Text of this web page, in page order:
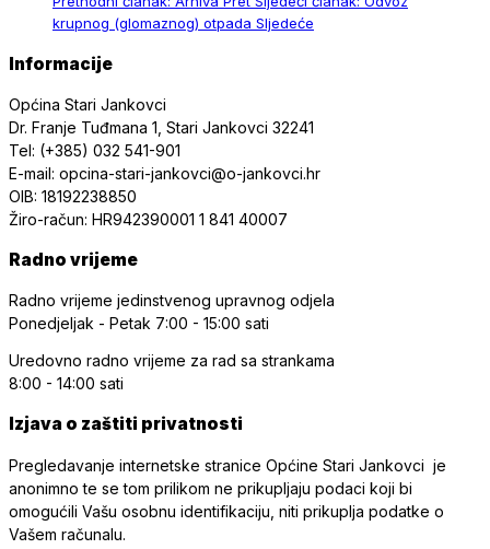
krupnog (glomaznog) otpada Sljedeće
Informacije
Općina Stari Jankovci
Dr. Franje Tuđmana 1, Stari Jankovci 32241
Tel: (+385) 032 541-901
E-mail: opcina-stari-jankovci@o-jankovci.hr
OIB: 18192238850
Žiro-račun: HR942390001 1 841 40007
Radno vrijeme
Radno vrijeme jedinstvenog upravnog odjela
Ponedjeljak - Petak 7:00 - 15:00 sati
Uredovno radno vrijeme za rad sa strankama
8:00 - 14:00 sati
Izjava o zaštiti privatnosti
Pregledavanje internetske stranice Općine Stari Jankovci je
anonimno te se tom prilikom ne prikupljaju podaci koji bi
omogućili Vašu osobnu identifikaciju, niti prikuplja podatke o
Vašem računalu.